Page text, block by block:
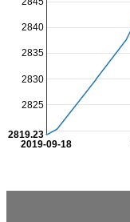
2019-09-18
2825
2830
2835
2840
2819.23